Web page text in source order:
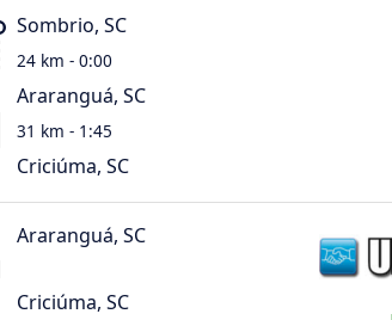
Sombrio, SC
24 km - 0:00
Araranguá, SC
31 km - 1:45
Criciúma, SC
Araranguá, SC
Criciúma, SC